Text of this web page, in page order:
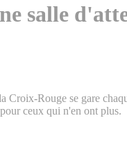
salle
Rouge se gare
ceux qui n'en ont plus.